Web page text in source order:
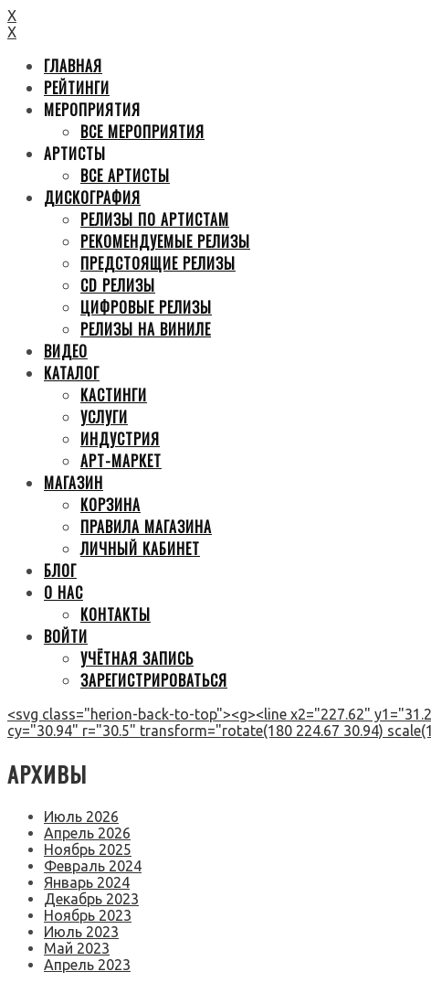
X
X
ГЛАВНАЯ
РЕЙТИНГИ
МЕРОПРИЯТИЯ
ВСЕ МЕРОПРИЯТИЯ
АРТИСТЫ
ВСЕ АРТИСТЫ
ДИСКОГРАФИЯ
РЕЛИЗЫ ПО АРТИСТАМ
РЕКОМЕНДУЕМЫЕ РЕЛИЗЫ
ПРЕДСТОЯЩИЕ РЕЛИЗЫ
CD РЕЛИЗЫ
ЦИФРОВЫЕ РЕЛИЗЫ
РЕЛИЗЫ НА ВИНИЛЕ
ВИДЕО
КАТАЛОГ
КАСТИНГИ
УСЛУГИ
ИНДУСТРИЯ
АРТ-МАРКЕТ
МАГАЗИН
КОРЗИНА
ПРАВИЛА МАГАЗИНА
ЛИЧНЫЙ КАБИНЕТ
БЛОГ
О НАС
КОНТАКТЫ
ВОЙТИ
УЧЁТНАЯ ЗАПИСЬ
ЗАРЕГИСТРИРОВАТЬСЯ
<svg class="herion-back-to-top"><g><line x2="227.62"
cy="30.94" r="30.5" transform="rotate(180 224.67 30.94)
АРХИВЫ
Июль 2026
Апрель 2026
Ноябрь 2025
Февраль 2024
Январь 2024
Декабрь 2023
Ноябрь 2023
Июль 2023
Май 2023
Апрель 2023